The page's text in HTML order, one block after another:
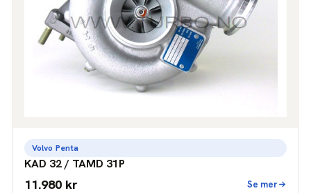
Volvo Penta
KAD 32 / TAMD 31P
11.980 kr Se mer